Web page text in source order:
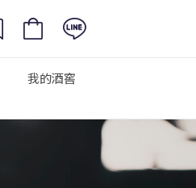
我的酒窖